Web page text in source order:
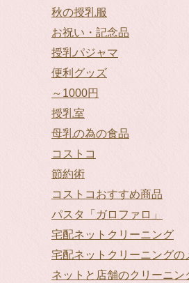
秋の授乳服
お祝い・記念品
授乳パジャマ
便利グッズ
～1000円
授乳室
母乳の為の食品
コストコ
節約術
コストコおすすめ商品
パスタ「ガロファロ」
宅配ネットクリーニング
宅配ネットクリーニングの
ネットと店舗のクリーニン